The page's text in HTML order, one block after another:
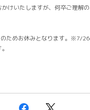
けいたしますが、何卒ご理解
ためお休みとなります。※7/